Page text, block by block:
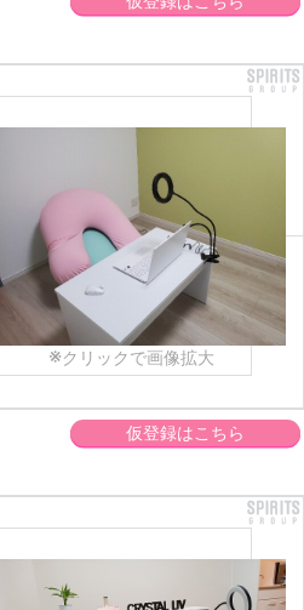
※クリックで画像拡大
仮登録はこちら